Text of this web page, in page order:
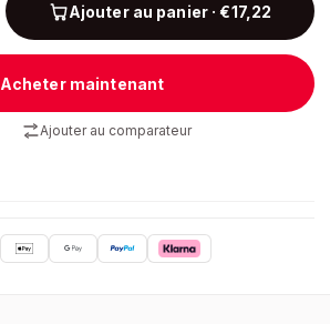
Ajouter au panier · €17,22
Acheter maintenant
Ajouter au comparateur